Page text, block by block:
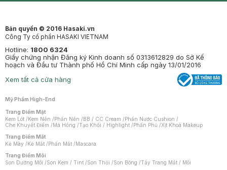
Bản quyền © 2016 Hasaki.vn
Công Ty cổ phần HASAKI VIETNAM
Hotline: 1800 6324
Giấy chứng nhận Đăng ký Kinh doanh số 0313612829 do Sở Kế
hoạch và Đầu tư Thành phố Hồ Chí Minh cấp ngày 13/01/2016
Xem tất cả cửa hàng
Mỹ Phẩm High-End
Trang Điểm Mặt
Kem Lót /Kem Nền /Phấn Nền /BB / CC Cream /Phấn Nước Cushion /
Che Khuyết Điểm /Má Hồng /Tạo Khối / Highlight /Phấn Phủ /Xịt Khoá Makeup
Trang Điểm Mắt
Kẻ Mày /Kẻ Mắt /Phấn Mắt /Mascara
Trang Điểm Môi
Son Dưỡng Môi /Son Kem / Tint /Son Thỏi /Son Bóng /Tẩy Trang Mắt / Môi